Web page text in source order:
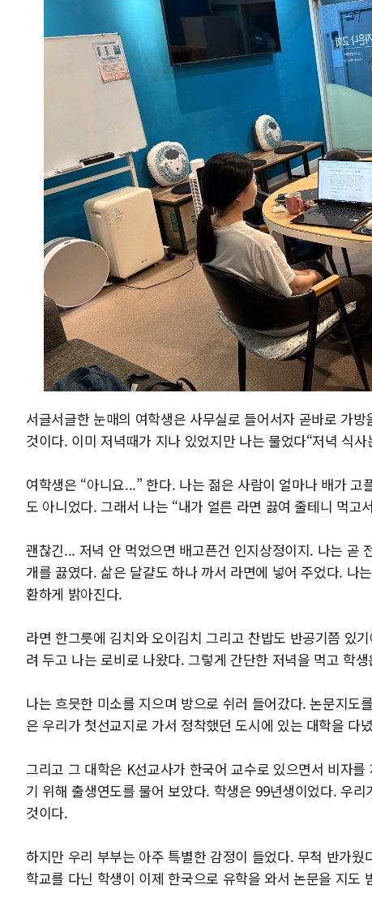
서글서글한 눈매의 여학생은 사무실로 들어서자 곧바로 가
것이다. 이미 저녁때가 지나 있었지만 나는 물었다“저녁 식사
여학생은 “아니요...” 한다. 나는 젊은 사람이 얼마나 배가
도 아니었다. 그래서 나는 “내가 얼른 라면 끓여 줄테니 먹고
괜찮긴... 저녁 안 먹었으면 배고픈건 인지상정이지. 나는 곧
개를 끓였다. 삶은 달걀도 하나 까서 라면에 넣어 주었다. 나
환하게 밝아진다.
라면 한그릇에 김치와 오이김치 그리고 찬밥도 반공기쯤 있
려 두고 나는 로비로 나왔다. 그렇게 간단한 저녁을 먹고 학
나는 흐믓한 미소를 지으며 방으로 쉬러 들어갔다. 논문지
은 우리가 첫선교지로 가서 정착했던 도시에 있는 대학을 다
그리고 그 대학은 K선교사가 한국어 교수로 있으면서 비자
기 위해 출생연도를 물어 보았다. 학생은 99년생이었다. 우
것이다.
하지만 우리 부부는 아주 특별한 감정이 들었다. 무척 반가
학교를 다닌 학생이 이제 한국으로 유학을 와서 논문을 지도